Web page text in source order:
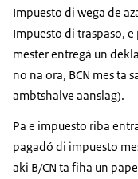
Impuesto di wega de
Impuesto di traspaso,
mester entregá un
no na ora, BCN mes ta
ambtshalve aanslag).
Pa e impuesto riba
pagadó di impuesto
aki B/CN ta fiha un